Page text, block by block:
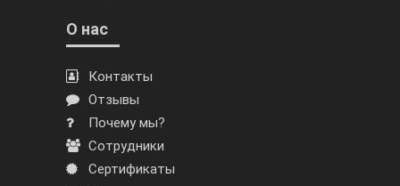
О нас
Контакты
Отзывы
Почему мы?
Сотрудники
Сертификаты